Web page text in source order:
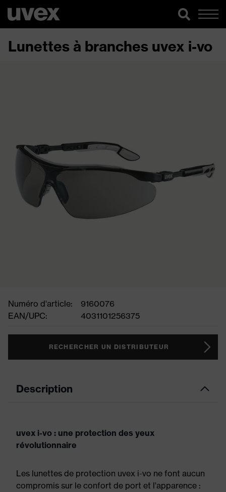
Lunettes à branches uvex i-vo
Numéro d'article:
9160076
EAN/UPC:
4031101256375
RECHERCHER UN DISTRIBUTEUR
Description
uvex i-vo : une protection des yeux
révolutionnaire
Les lunettes de protection uvex i-vo ne font aucun
compromis sur le confort de port et l'apparence :